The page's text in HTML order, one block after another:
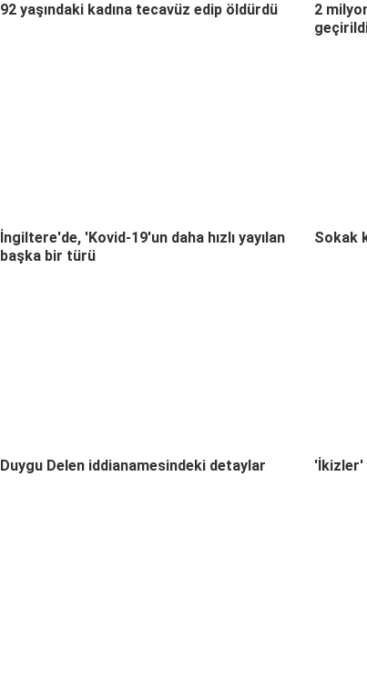
92 yaşındaki kadına tecavüz edip öldürdü
2
İngiltere'de, 'Kovid-19'un daha hızlı yayılan
başka bir türü
Sokak
Duygu Delen iddianamesindeki detaylar 'İkizler'